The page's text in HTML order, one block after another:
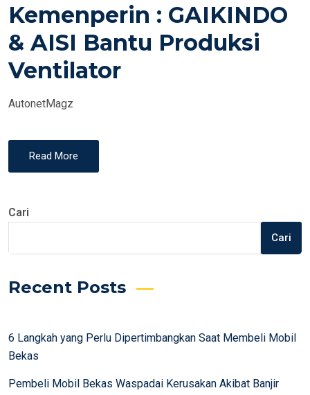
S
E
Kemenperin : GAIKINDO
& AISI Bantu Produksi
Ventilator
AutonetMagz
Read More
Cari
Cari
Recent Posts
6 Langkah yang Perlu Dipertimbangkan Saat Membeli Mobil
Bekas
Pembeli Mobil Bekas Waspadai Kerusakan Akibat Banjir